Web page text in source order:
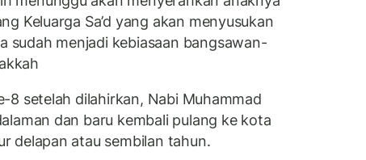
Keluarga Sa’d yang akan menyusukan
sudah menjadi kebiasaan bangsawan-
8 setelah dilahirkan, Nabi Muhammad
dan baru kembali pulang ke kota
delapan atau sembilan tahun.